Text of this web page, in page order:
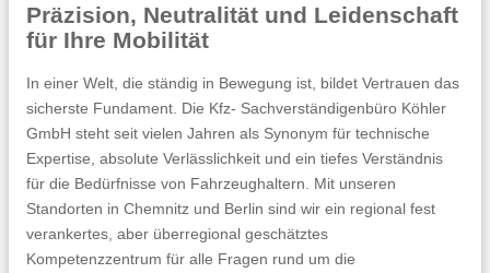
Präzision, Neutralität und Leidenschaft
für Ihre Mobilität
In einer Welt, die ständig in Bewegung ist, bildet Vertrauen das
sicherste Fundament. Die Kfz- Sachverständigenbüro Köhler
GmbH steht seit vielen Jahren als Synonym für technische
Expertise, absolute Verlässlichkeit und ein tiefes Verständnis
für die Bedürfnisse von Fahrzeughaltern. Mit unseren
Standorten in Chemnitz und Berlin sind wir ein regional fest
verankertes, aber überregional geschätztes
Kompetenzzentrum für alle Fragen rund um die